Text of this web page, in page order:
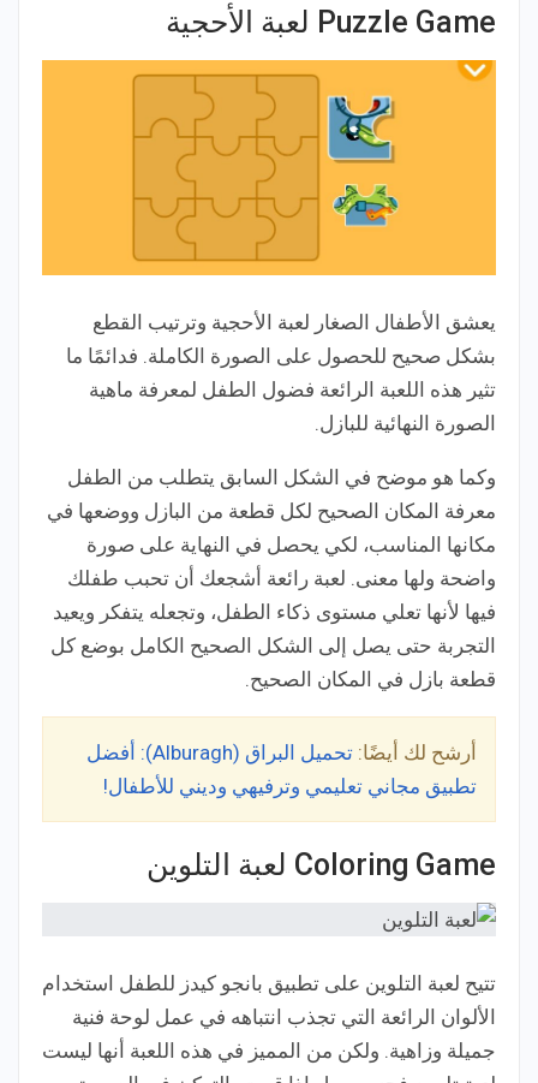
Puzzle Game لعبة الأحجية
يعشق الأطفال الصغار لعبة الأحجية وترتيب القطع
بشكل صحيح للحصول على الصورة الكاملة. فدائمًا ما
تثير هذه اللعبة الرائعة فضول الطفل لمعرفة ماهية
الصورة النهائية للبازل.
وكما هو موضح في الشكل السابق يتطلب من الطفل
معرفة المكان الصحيح لكل قطعة من البازل ووضعها في
مكانها المناسب، لكي يحصل في النهاية على صورة
واضحة ولها معنى. لعبة رائعة أشجعك أن تحبب طفلك
فيها لأنها تعلي مستوى ذكاء الطفل، وتجعله يتفكر ويعيد
التجربة حتى يصل إلى الشكل الصحيح الكامل بوضع كل
قطعة بازل في المكان الصحيح.
أرشح لك أيضًا:
تحميل البراق (Alburagh): أفضل
تطبيق مجاني تعليمي وترفيهي وديني للأطفال!
Coloring Game لعبة التلوين
تتيح لعبة التلوين على تطبيق بانجو كيدز للطفل استخدام
الألوان الرائعة التي تجذب انتباهه في عمل لوحة فنية
جميلة وزاهية. ولكن من المميز في هذه اللعبة أنها ليست